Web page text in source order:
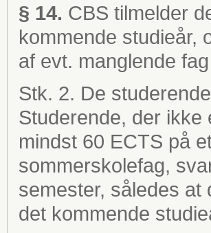
§ 14. CBS tilmelder
kommende studieår,
af evt. manglende
Stk. 2. De
Studerende, der ikke
mindst 60 ECTS på
sommerskolefag,
semester, således at
det kommende